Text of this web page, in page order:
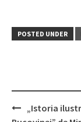
POSTED UNDER
„Istoria